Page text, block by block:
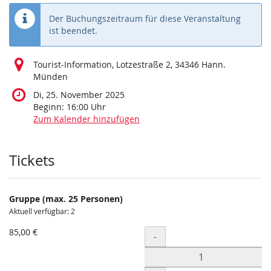
Der Buchungszeitraum für diese Veranstaltung
ist beendet.
Tourist-Information, Lotzestraße 2, 34346 Hann.
Münden
Di, 25. November 2025
Beginn: 16:00 Uhr
Zum Kalender hinzufügen
Produkte
Tickets
Gruppe (max. 25 Personen)
Aktuell verfügbar: 2
85,00 € Menge
-